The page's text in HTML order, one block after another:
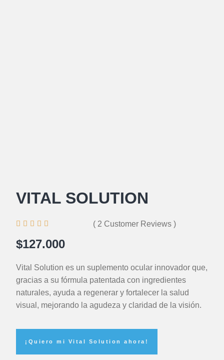
VITAL SOLUTION
     ( 2 Customer Reviews )
$127.000
Vital Solution es un suplemento ocular innovador que,
gracias a su fórmula patentada con ingredientes
naturales, ayuda a regenerar y fortalecer la salud
visual, mejorando la agudeza y claridad de la visión.
¡Quiero mi Vital Solution ahora!